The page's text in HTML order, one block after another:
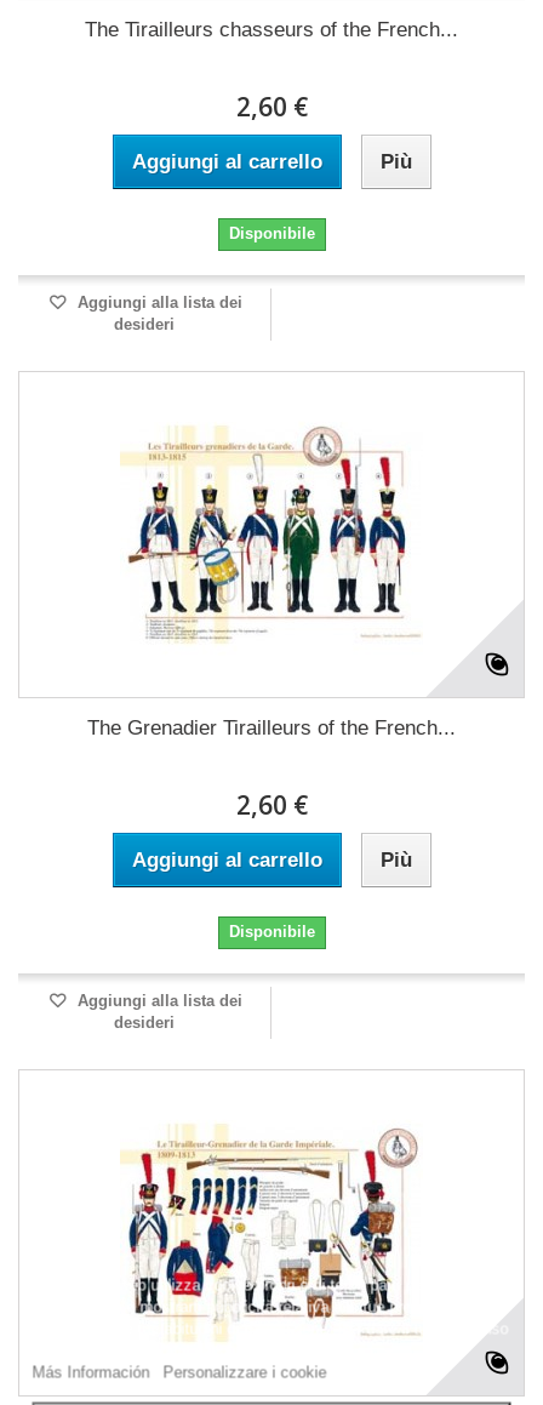
The Tirailleurs chasseurs of the French...
2,60 €
Aggiungi al carrello Più
Disponibile
Aggiungi alla lista dei
desideri
The Grenadier Tirailleurs of the French...
2,60 €
Aggiungi al carrello Più
Disponibile
Aggiungi alla lista dei
desideri
Questo sito web utilizza cookie propri e di terze parti per migliorare i
nostri servizi e mostrarti pubblicità relativa alle tue preferenze
analizzando le tue abitudini di navigazione. Per dare il tuo consenso
Más Información
Personalizzare i cookie